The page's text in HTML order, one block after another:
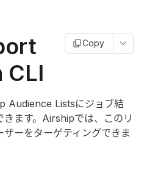
CLI
Copy
Audience Listsにジョブ結
ます。Airshipでは、このリ
ーをターゲティングできま